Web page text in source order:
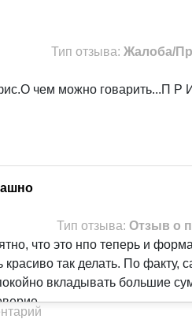
Тип отзыва: Жалоба/
чем можно говарить...П Р
Тип отзыва: Отзыв о
что это нпо теперь и форма
так делать. По факту,
вкладывать большие